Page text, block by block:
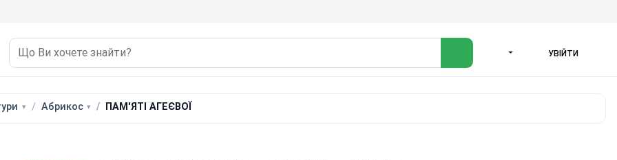
УВІЙТИ
Абрикос ПАМ'ЯТІ АГЕЄВОЇ